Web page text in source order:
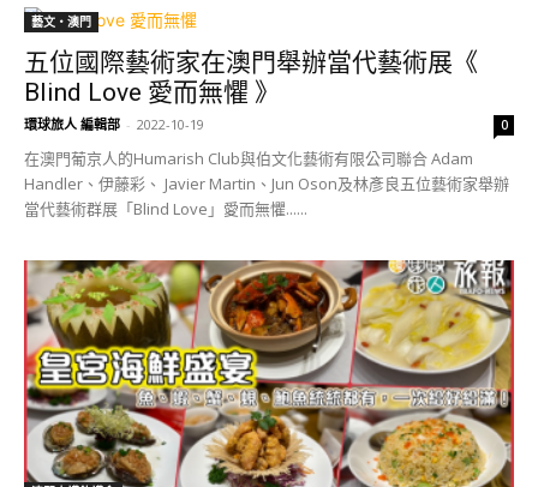
藝文‧澳門
五位國際藝術家在澳門舉辦當代藝術展《
Blind Love 愛而無懼 》
環球旅人 編輯部 - 2022-10-19 0
在澳門葡京人的Humarish Club與伯文化藝術有限公司聯合 Adam
Handler、伊藤彩、 Javier Martin、Jun Oson及林彥良五位藝術家舉辦
當代藝術群展「Blind Love」愛而無懼......